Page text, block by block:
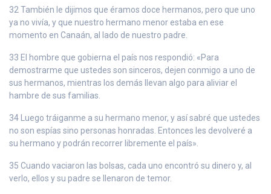
32 También le dijimos que éramos doce hermanos, pero que uno
ya no vivía, y que nuestro hermano menor estaba en ese
momento en Canaán, al lado de nuestro padre.
33 El hombre que gobierna el país nos respondió: «Para
demostrarme que ustedes son sinceros, dejen conmigo a uno de
sus hermanos, mientras los demás llevan algo para aliviar el
hambre de sus familias.
34 Luego tráiganme a su hermano menor, y así sabré que ustedes
no son espías sino personas honradas. Entonces les devolveré a
su hermano y podrán recorrer libremente el país».
35 Cuando vaciaron las bolsas, cada uno encontró su dinero y, al
verlo, ellos y su padre se llenaron de temor.